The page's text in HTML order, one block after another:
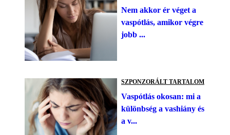
Nem akkor ér véget a
vaspótlás, amikor végre
jobb ...
SZPONZORÁLT TARTALOM
Vaspótlás okosan: mi a
különbség a vashiány és
a v...